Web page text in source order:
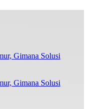
Gimana Solusi